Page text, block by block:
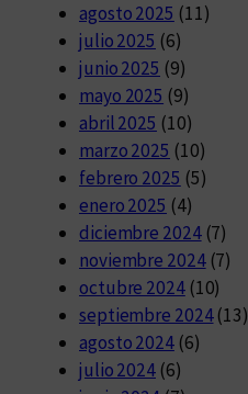
agosto 2025 (11)
julio 2025 (6)
junio 2025 (9)
mayo 2025 (9)
abril 2025 (10)
marzo 2025 (10)
febrero 2025 (5)
enero 2025 (4)
diciembre 2024(7)
noviembre 2024(7)
octubre 2024(10)
septiembre 2024(13)
agosto 2024(6)
julio 2024 (6)